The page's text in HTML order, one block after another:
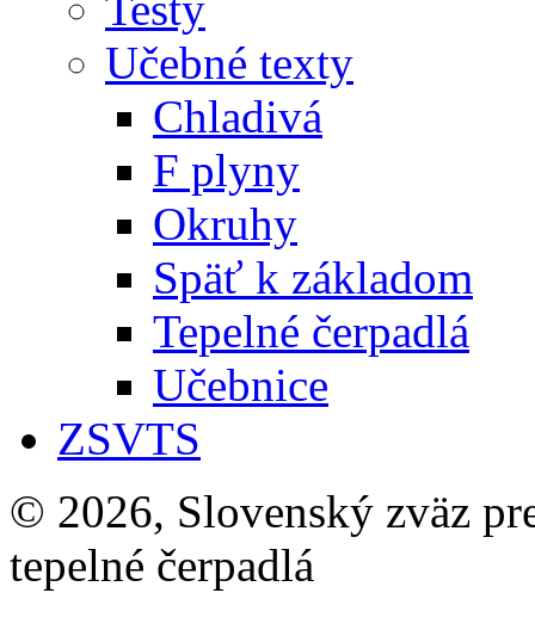
Učebné texty
Chladivá
F plyny
Okruhy
Späť k základom
Tepelné čerpadlá
Učebnice
ZSVTS
© 2026, Slovenský zväz
tepelné čerpadlá